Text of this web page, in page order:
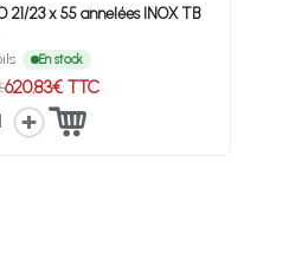
21/23 x 55 annelées INOX TB
En stock
620.83€ TTC